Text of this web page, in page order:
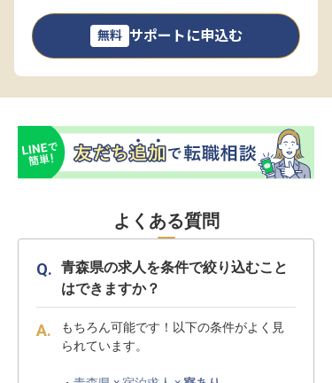
無料 サポートに申込む
よくある質問
青森県の求人を条件で絞り込むこと
はできますか？
もちろん可能です！以下の条件がよく見
られています。